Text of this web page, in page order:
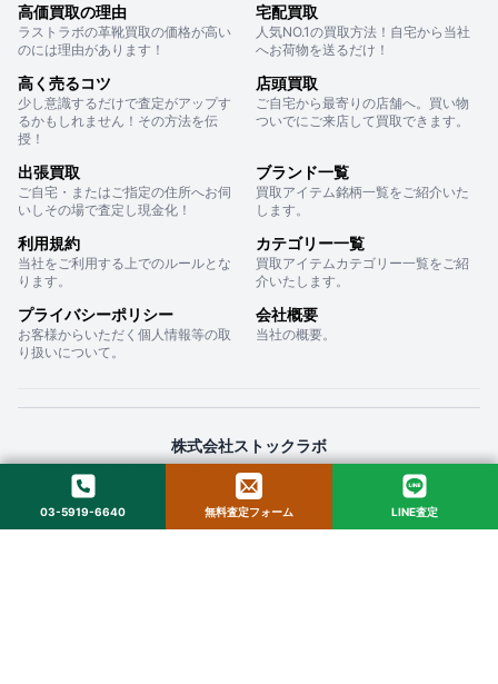
高価買取の理由
ラストラボの革靴買取の価格が高い
のには理由があります！
宅配買取
人気NO.1の買取方法！自宅から当社
へお荷物を送るだけ！
高く売るコツ
少し意識するだけで査定がアップす
るかもしれません！その方法を伝
授！
店頭買取
ご自宅から最寄りの店舗へ。買い物
ついでにご来店して買取できます。
出張買取
ご自宅・またはご指定の住所へお伺
いしその場で査定し現金化！
ブランド一覧
買取アイテム銘柄一覧をご紹介いた
します。
利用規約
当社をご利用する上でのルールとな
ります。
カテゴリー一覧
買取アイテムカテゴリー一覧をご紹
介いたします。
プライバシーポリシー
お客様からいただく個人情報等の取
り扱いについて。
会社概要
当社の概要。
株式会社ストックラボ
〒160-0022 東京都新宿区新宿２丁目１２−１６ セントフォービル ２０３
© 2025 StockLab. All Rights Reserved.
03-5919-6640 無料査定フォーム LINE査定